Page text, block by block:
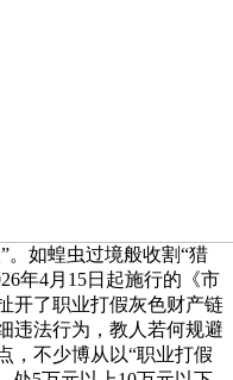
。如蝗虫过境般收割“猎
年4月15日起施行的《市
开了职业打假灰色财产链
违法行为，教人若何规避
，不少博从以“职业打假